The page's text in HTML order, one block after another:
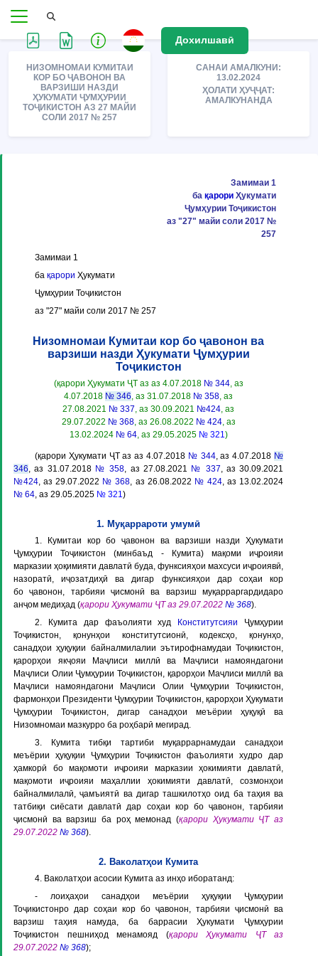
Дохилшавӣ
НИЗОМНОМАИ КУМИТАИ
КОР БО ҶАВОНОН ВА
ВАРЗИШИ НАЗДИ
ҲУКУМАТИ ҶУМҲУРИИ
ТОҶИКИСТОН АЗ 27 МАЙИ
СОЛИ 2017 № 257
САНАИ АМАЛКУНИ:
13.02.2024
ҲОЛАТИ ҲУҶҶАТ:
АМАЛКУНАНДА
Замимаи 1
ба қарори Ҳукумати
Ҷумҳурии Тоҷикистон
аз "27" майи соли 2017 №
257
Замимаи 1
ба қарори Ҳукумати
Ҷумҳурии Тоҷикистон
аз "27" майи соли 2017 № 257
Низомномаи Кумитаи кор бо ҷавонон ва
варзиши назди Ҳукумати Ҷумҳурии
Тоҷикистон
(қарори Ҳукумати ҶТ аз аз 4.07.2018 № 344, аз
4.07.2018 № 346, аз 31.07.2018 № 358, аз
27.08.2021 № 337, аз 30.09.2021 №424, аз
29.07.2022 № 368, аз 26.08.2022 № 424, аз
13.02.2024 № 64, аз 29.05.2025 № 321)
(қарори Ҳукумати ҶТ аз аз 4.07.2018 № 344, аз 4.07.2018 №
346, аз 31.07.2018 № 358, аз 27.08.2021 № 337, аз 30.09.2021
№424, аз 29.07.2022 № 368, аз 26.08.2022 № 424, аз 13.02.2024
№ 64, аз 29.05.2025 № 321)
1. Муқаррароти умумӣ
1. Кумитаи кор бо ҷавонон ва варзиши назди Ҳукумати
Ҷумҳурии Тоҷикистон (минбаъд -
Кумита) мақоми иҷроияи
марказии ҳоқимияти давлатӣ буда, функсияҳои махсуси иҷроиявӣ,
назоратӣ, иҷозатдиҳӣ ва дигар функсияҳои дар соҳаи кор
бо ҷавонон, тарбияи ҷисмонӣ ва варзиш муқарраргардидаро
анҷом медиҳад (қарори Ҳукумати ҶТ аз 29.07.2022 № 368).
2. Кумита дар фаъолияти худ
Конститутсияи Ҷумҳурии
Тоҷикистон, қонунҳои конститутсионӣ, кодексҳо, қонунҳо,
санадҳои ҳуқуқии байналмилалии эътирофнамудаи Тоҷикистон,
қарорҳои якҷояи Маҷлиси миллӣ ва Маҷлиси намояндагони
Маҷлиси Олии Ҷумҳурии Тоҷикистон, қарорҳои Маҷлиси миллӣ ва
Маҷлиси намояндагони Маҷлиси Олии Ҷумҳурии Тоҷикистон,
фармонҳои Президенти Ҷумҳурии Тоҷикистон, қарорҳои Ҳукумати
Ҷумҳурии Тоҷикистон, дигар санадҳои меъёрии ҳуқуқӣ ва
Низомномаи мазкурро ба роҳбарӣ мегирад.
3. Кумита тибқи тартиби муқаррарнамудаи санадҳои
меъёрии ҳуқуқии Ҷумҳурии Тоҷикистон фаъолияти худро дар
ҳамкорӣ бо мақомоти иҷроияи марказии ҳокимияти давлатӣ,
мақомоти иҷроияи маҳаллии ҳокимияти давлатӣ, созмонҳои
байналмилалӣ, ҷамъиятӣ ва дигар ташкилотҳо оид ба таҳия ва
татбиқи сиёсати давлатӣ дар соҳаи кор бо ҷавонон, тарбияи
ҷисмонӣ ва варзиш ба роҳ мемонад (қарори Ҳукумати ҶТ аз
29.07.2022 № 368).
2. Ваколатҳои Кумита
4. Ваколатҳои асосии Кумита аз инҳо иборатанд:
- лоиҳаҳои санадҳои меъёрии ҳуқуқии Ҷумҳурии
Тоҷикистонро дар соҳаи кор бо ҷавонон, тарбияи ҷисмонӣ ва
варзиш таҳия намуда, ба баррасии Ҳукумати Ҷумҳурии
Тоҷикистон пешниҳод менамояд (қарори Ҳукумати ҶТ аз
29.07.2022 № 368);